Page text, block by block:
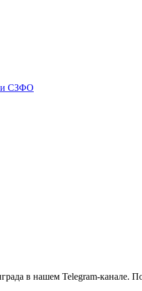
и СЗФО
в нашем Telegram-канале.